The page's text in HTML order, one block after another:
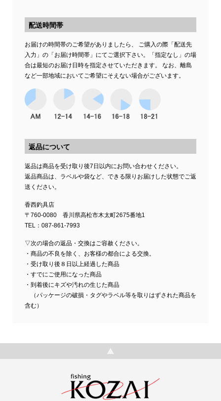
配送時間帯
お届けの時間帯のご希望がありましたら、 ご購入の際「配送先
入力」の「お届け時間帯」にてご選択下さい。「指定なし」の場
合は最短のお届け日時を指定させていただきます。 なお、離島
など一部地域においてご希望にそえない場合がございます。
返品について
返品は商品を受け取り後7日以内にお問い合わせください。
返品商品は、ラベルや袋など、できる限りお届けした状態でご返
送ください。
香西釣具店
〒760-0080 香川県高松市木太町2675番地1
TEL：087-861-7993
▽次の場合の返品・交換はご容赦ください。
・商品の不良を除く、お客様の都合による交換。
・受け取り後８日以上経過した商品
・すでにご使用になった商品
・到着後にキズや汚れの生じた商品
（パッケージの破損・タグやラベル等を取りはずされた商品を
含む）